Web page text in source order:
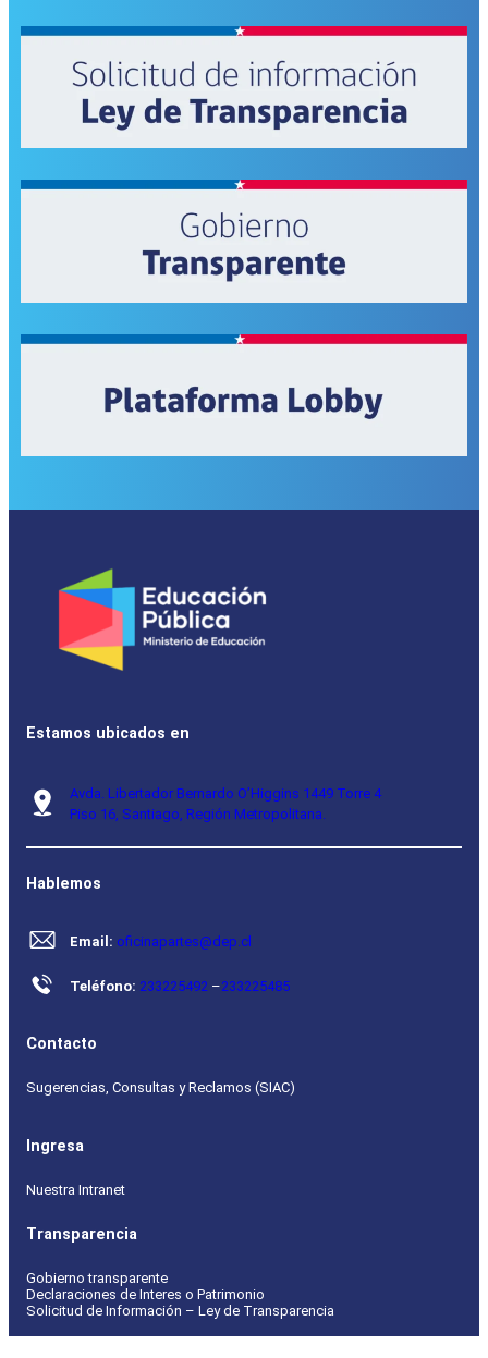
Estamos ubicados en
Avda. Libertador Bernardo O’Higgins 1449 Torre 4
Piso 16, Santiago, Región Metropolitana.
Hablemos
Email: oficinapartes@dep.cl
Teléfono: 233225492 –233225485
Contacto
Sugerencias, Consultas y Reclamos (SIAC)
Ingresa
Nuestra Intranet
Transparencia
Gobierno transparente
Declaraciones de Interes o Patrimonio
Solicitud de Información – Ley de Transparencia